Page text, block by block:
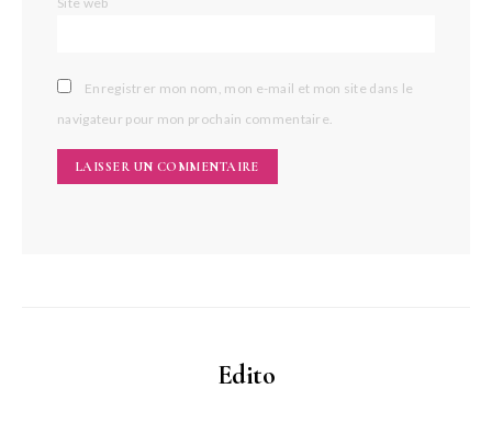
Enregistrer mon nom, mon e-mail et mon site dans le
navigateur pour mon prochain commentaire.
Edito